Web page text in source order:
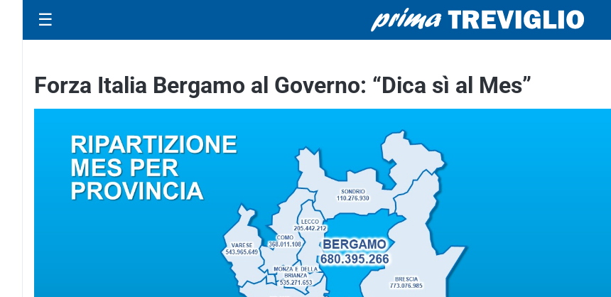
☰
Forza Italia Bergamo al Governo: “Dica sì al Mes”